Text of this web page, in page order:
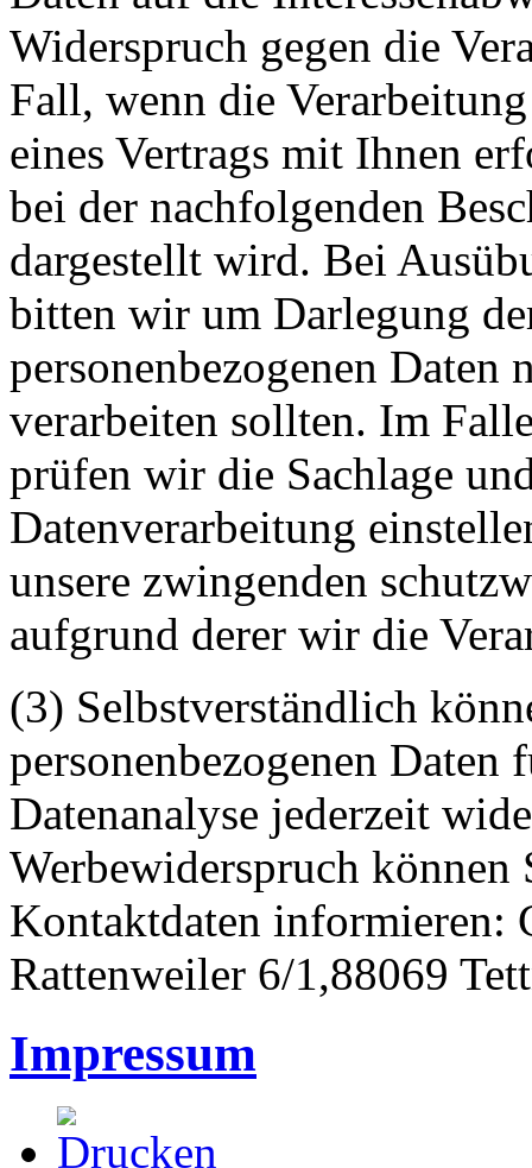
Widerspruch gegen die
Fall, wenn die
eines Vertrags mit Ihnen
bei der nachfolgenden
dargestellt wird. Bei
bitten wir um Darlegung
personenbezogenen
verarbeiten sollten. Im
prüfen wir die Sachlage
Datenverarbeitung
unsere zwingenden
aufgrund derer wir die
(3) Selbstverständlich
personenbezogenen
Datenanalyse jederzeit
Werbewiderspruch können
Kontaktdaten informieren:
Rattenweiler 6/1,88069
Impressum